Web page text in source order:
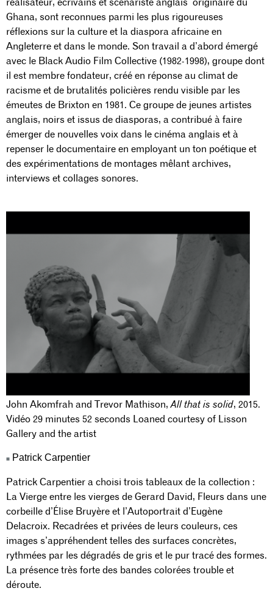
réalisateur, écrivains et scénariste anglais originaire du
Ghana, sont reconnues parmi les plus rigoureuses
réflexions sur la culture et la diaspora africaine en
Angleterre et dans le monde. Son travail a d’abord émergé
avec le Black Audio Film Collective (1982-1998), groupe dont
il est membre fondateur, créé en réponse au climat de
racisme et de brutalités policières rendu visible par les
émeutes de Brixton en 1981. Ce groupe de jeunes artistes
anglais, noirs et issus de diasporas, a contribué à faire
émerger de nouvelles voix dans le cinéma anglais et à
repenser le documentaire en employant un ton poétique et
des expérimentations de montages mêlant archives,
interviews et collages sonores.
John Akomfrah and Trevor Mathison,All that is solid, 2015.
Vidéo 29 minutes 52 seconds Loaned courtesy of Lisson
Gallery and the artist
Patrick Carpentier
Patrick Carpentier a choisi trois tableaux de la collection :
La Vierge entre les vierges de Gerard David, Fleurs dans une
corbeille d’Élise Bruyère et l’Autoportrait d’Eugène
Delacroix. Recadrées et privées de leurs couleurs, ces
images s’appréhendent telles des surfaces concrètes,
rythmées par les dégradés de gris et le pur tracé des formes.
La présence très forte des bandes colorées trouble et
déroute.